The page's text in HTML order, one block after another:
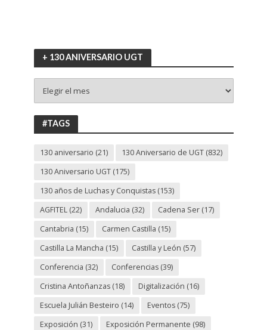
+ 130 ANIVERSARIO UGT
130
ANIVERSARIO
UGT
#TAGS
130 aniversario (21) 130 Aniversario de UGT(832)
130 Aniversario UGT(175)
130 años de Luchas y Conquistas(153)
AGFITEL(22) Andalucia (32) Cadena Ser(17)
Cantabria (15) Carmen Castilla (15)
Castilla La Mancha (15) Castilla y León (57)
Conferencia (32) Conferencias(39)
Cristina Antoñanzas(18) Digitalización (16)
Escuela Julián Besteiro (14) Eventos(75)
Exposición (31) Exposición Permanente (98)